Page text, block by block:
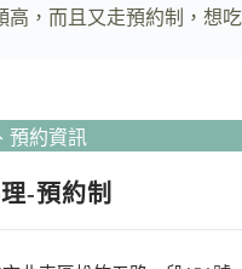
高，而且又走預約制，想
預約資訊
-預約制